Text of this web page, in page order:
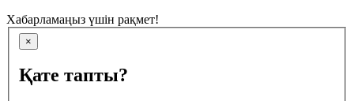
Хабарламаңыз үшін рақмет!
×
Қате тапты?